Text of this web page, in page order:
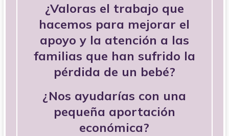
¿Valoras el trabajo que
hacemos para mejorar el
apoyo y la atención a las
familias que han sufrido la
pérdida de un bebé?
¿Nos ayudarías con una
pequeña aportación
económica?